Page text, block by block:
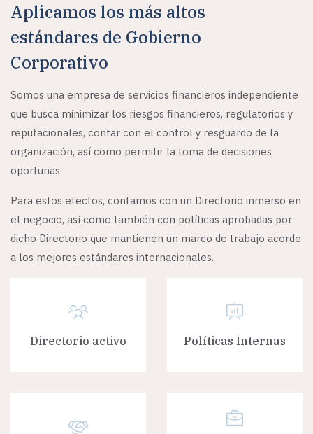
Aplicamos los más altos
estándares de Gobierno
Corporativo
Somos una empresa de servicios financieros independiente
que busca minimizar los riesgos financieros, regulatorios y
reputacionales, contar con el control y resguardo de la
organización, así como permitir la toma de decisiones
oportunas.
Para estos efectos, contamos con un Directorio inmerso en
el negocio, así como también con políticas aprobadas por
dicho Directorio que mantienen un marco de trabajo acorde
a los mejores estándares internacionales.
Directorio activo Políticas Internas